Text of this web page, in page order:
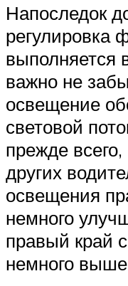
Напоследок
регулировка
выполняется
важно не
освещение
световой
прежде
других
освещения
немного
правый край
немного выше